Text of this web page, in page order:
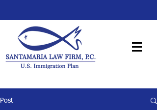
Post